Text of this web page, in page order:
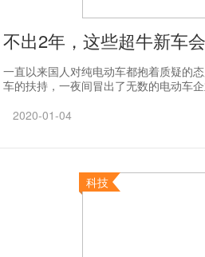
不出2年，这些超牛新车
一直以来国人对纯电动车都抱着质疑的
车的扶持，一夜间冒出了无数的电动车
2020-01-04
科技